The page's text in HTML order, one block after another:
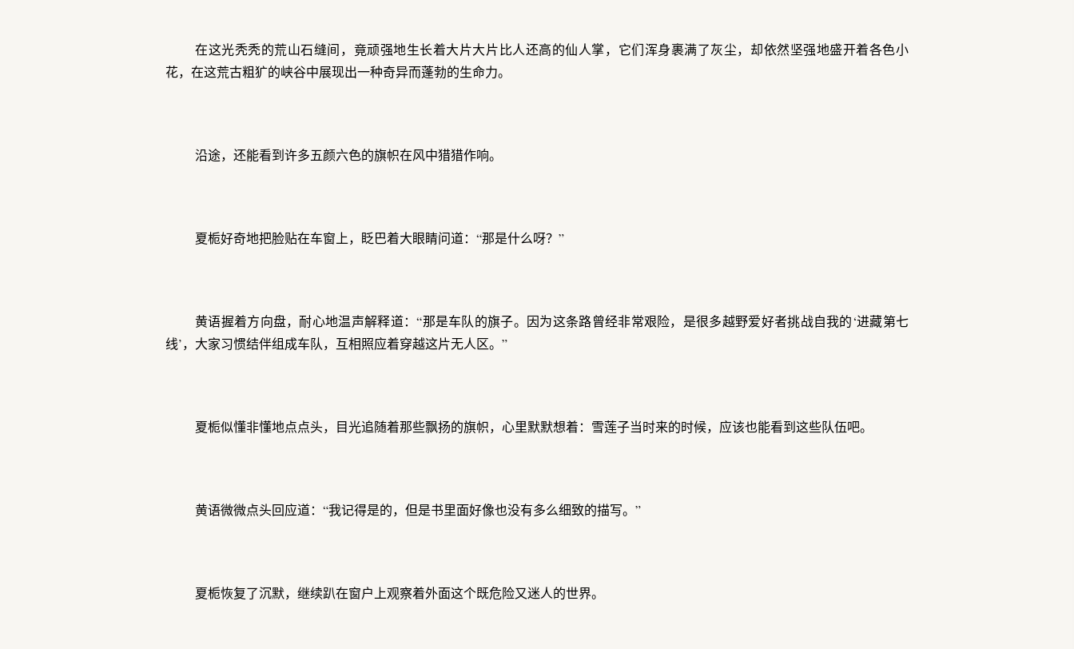
在这光秃秃的荒山石缝间，竟顽强地生长着大片大片比人还高的仙人掌，它们浑身裹满了灰尘，却依然坚强地盛开着各色小
花，在这荒古粗犷的峡谷中展现出一种奇异而蓬勃的生命力。
沿途，还能看到许多五颜六色的旗帜在风中猎猎作响。
夏栀好奇地把脸贴在车窗上，眨巴着大眼睛问道：“那是什么呀？”
黄语握着方向盘，耐心地温声解释道：“那是车队的旗子。因为这条路曾经非常艰险，是很多越野爱好者挑战自我的‘进藏第七
线’，大家习惯结伴组成车队，互相照应着穿越这片无人区。”
夏栀似懂非懂地点点头，目光追随着那些飘扬的旗帜，心里默默想着：雪莲子当时来的时候，应该也能看到这些队伍吧。
黄语微微点头回应道：“我记得是的，但是书里面好像也没有多么细致的描写。”
夏栀恢复了沉默，继续趴在窗户上观察着外面这个既危险又迷人的世界。